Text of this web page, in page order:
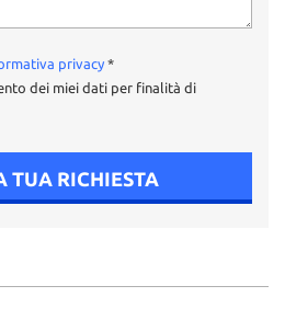
privacy *
dei miei dati per finalità di
TUA RICHIESTA